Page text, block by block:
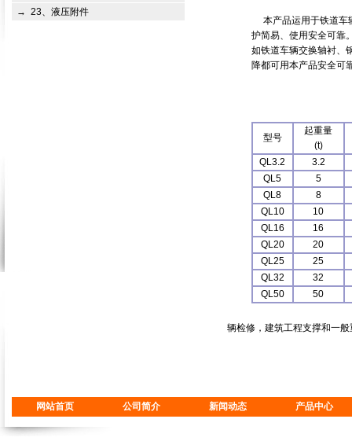
→ 23、液压附件
本产品运用于铁道车
护简易、使用安全可靠
如铁道车辆交换轴衬、
降都可用本产品安全可
型号
起重量
(t)
QL3.2
3.2
QL5
5
QL8
8
QL10
10
QL16
16
QL20
20
QL25
25
QL32
32
QL50
50
辆检修，建筑工程支撑和一
网站首页 公司简介 新闻动态 产品中心